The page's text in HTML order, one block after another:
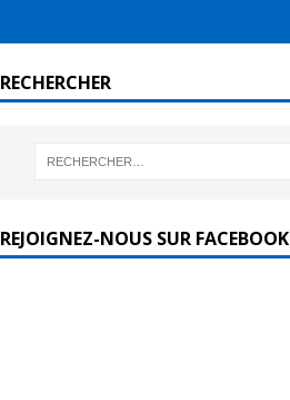
RECHERCHER
REJOIGNEZ-NOUS SUR FACEBOOK